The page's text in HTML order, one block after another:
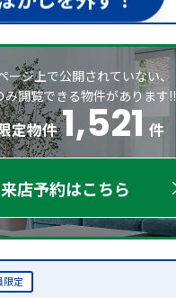
ージ上で公開されていない、
み閲覧できる物件があります!!
定物件 1,521 件
来店予約はこちら
限定